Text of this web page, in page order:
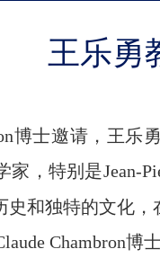
王乐勇
博士邀请，王
，特别是Jean-
史和独特的文化
Chambron